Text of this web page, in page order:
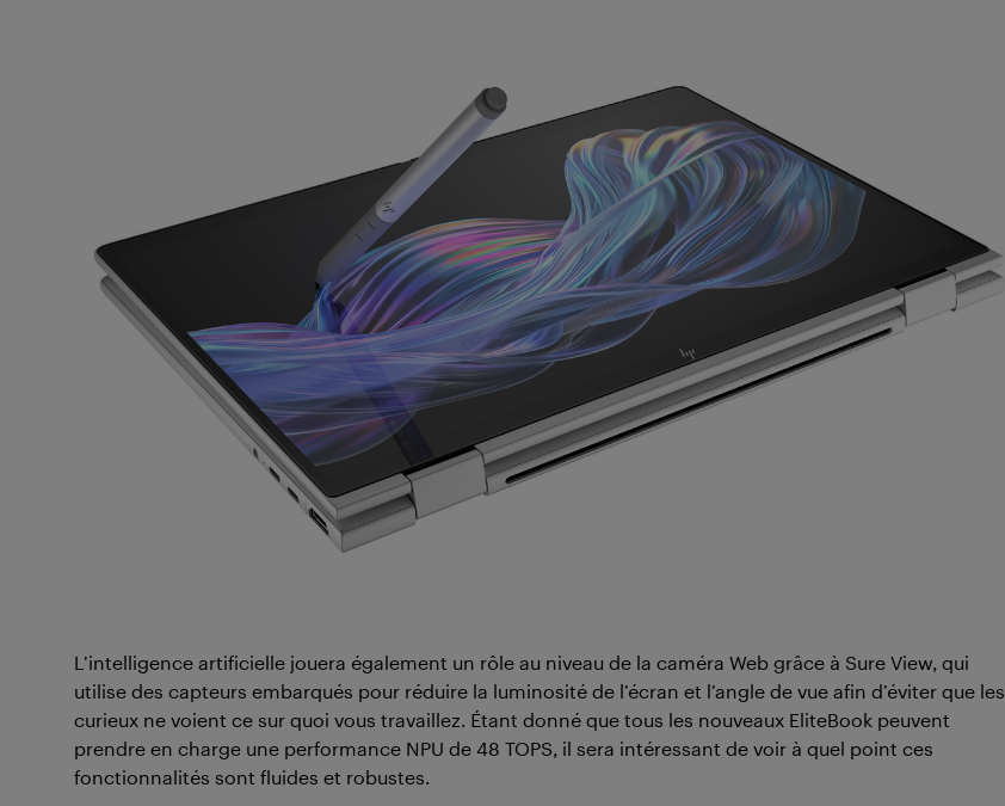
L’intelligence artificielle jouera également un rôle au niveau de la caméra Web grâce à Sure View, qui
utilise des capteurs embarqués pour réduire la luminosité de l’écran et l’angle de vue afin d’éviter que les
curieux ne voient ce sur quoi vous travaillez. Étant donné que tous les nouveaux EliteBook peuvent
prendre en charge une performance NPU de 48 TOPS, il sera intéressant de voir à quel point ces
fonctionnalités sont fluides et robustes.